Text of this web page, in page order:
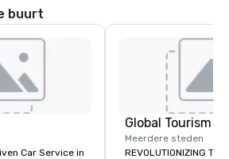
buurt
Car Service in
Meerdere steden
REVOLUTIONIZING THE WAY TOURISM,